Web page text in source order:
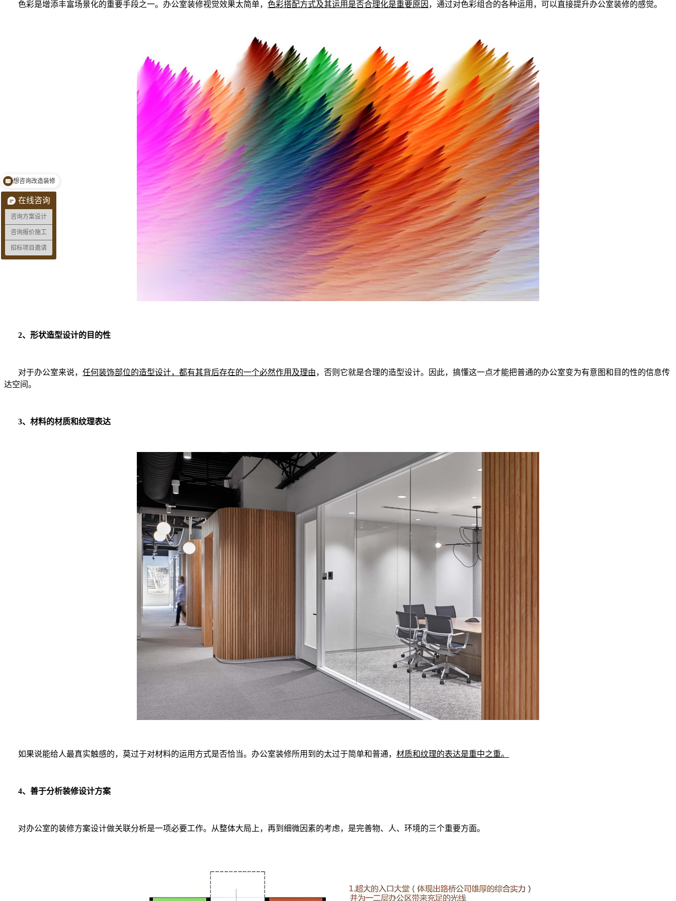
色彩是增添丰富场景化的重要手段之一。办公室装修视觉效果太简单， 色彩搭配方式及其运用是否合理化是重要原因 ，通过对色彩组合的各种运用，可以直接提升办公室装修的感觉。
2、形状造型设计的目的性
对于办公室来说， 任何装饰部位的造型设计，都有其背后存在的一个必然作用及理由，否则它就是合理的造型设计。因此，搞懂这一点才能把普通的办公室变为有意图和目的性的信息传
达空间。
3、材料的材质和纹理表达
如果说能给人最真实触感的，莫过于对材料的运用方式是否恰当。办公室装修所用到的太过于简单和普通， 材质和纹理的表达是重中之重。
4、善于分析装修设计方案
对办公室的装修方案设计做关联分析是一项必要工作。从整体大局上，再到细微因素的考虑，是完善物、人、环境的三个重要方面。
在线咨询
咨询方案设计
咨询报价施工
招标项目邀请
预约量房看现场